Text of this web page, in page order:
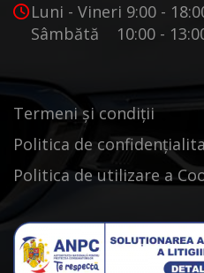
Luni - Vineri 9:00 -
Sâmbătă 10:00 -
Termeni și condiții
Politica de
Politica de utilizare a